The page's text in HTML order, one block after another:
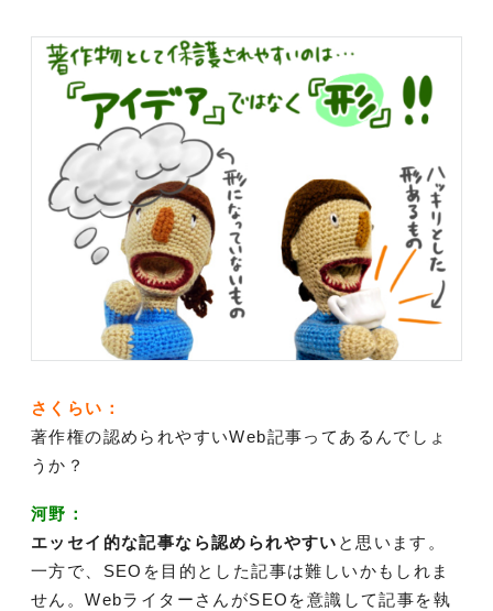
さくらい：
著作権の認められやすいWeb記事ってあるんでしょ
うか？
河野：
エッセイ的な記事なら認められやすい と思います。
一方で、SEOを目的とした記事は難しいかもしれま
せん。WebライターさんがSEOを意識して記事を執